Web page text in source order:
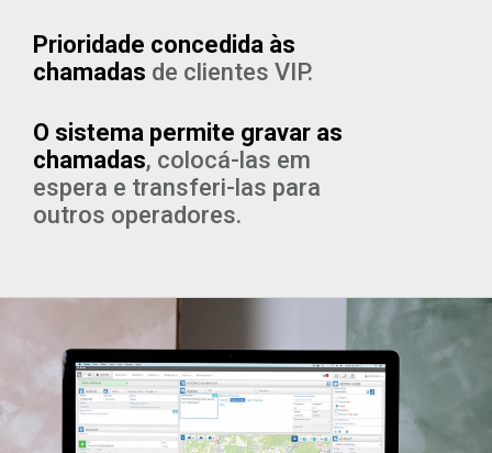
Prioridade concedida às
chamadas de clientes VIP.
O sistema permite gravar as
chamadas, colocá-las em
espera e transferi-las para
outros operadores.